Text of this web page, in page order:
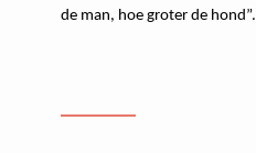
de man, hoe groter de hond”.